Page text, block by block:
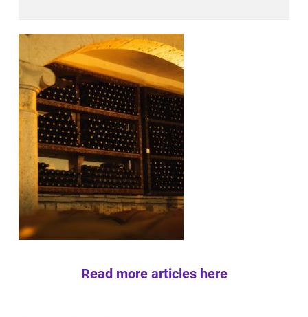
Read more articles here